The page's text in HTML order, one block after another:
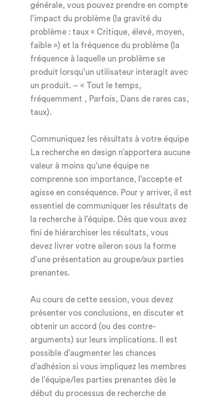
générale, vous pouvez prendre en compte
l’impact du problème (la gravité du
problème : taux « Critique, élevé, moyen,
faible ») et la fréquence du problème (la
fréquence à laquelle un problème se
produit lorsqu’un utilisateur interagit avec
un produit. – « Tout le temps,
fréquemment , Parfois, Dans de rares cas,
taux).
Communiquez les résultats à votre équipe
La recherche en design n’apportera aucune
valeur à moins qu’une équipe ne
comprenne son importance, l’accepte et
agisse en conséquence. Pour y arriver, il est
essentiel de communiquer les résultats de
la recherche à l’équipe. Dès que vous avez
fini de hiérarchiser les résultats, vous
devez livrer votre aileron sous la forme
d’une présentation au groupe/aux parties
prenantes.
Au cours de cette session, vous devez
présenter vos conclusions, en discuter et
obtenir un accord (ou des contre-
arguments) sur leurs implications. Il est
possible d’augmenter les chances
d’adhésion si vous impliquez les membres
de l’équipe/les parties prenantes dès le
début du processus de recherche de